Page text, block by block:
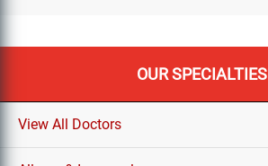
OUR SPECIALTIES
View All Doctors